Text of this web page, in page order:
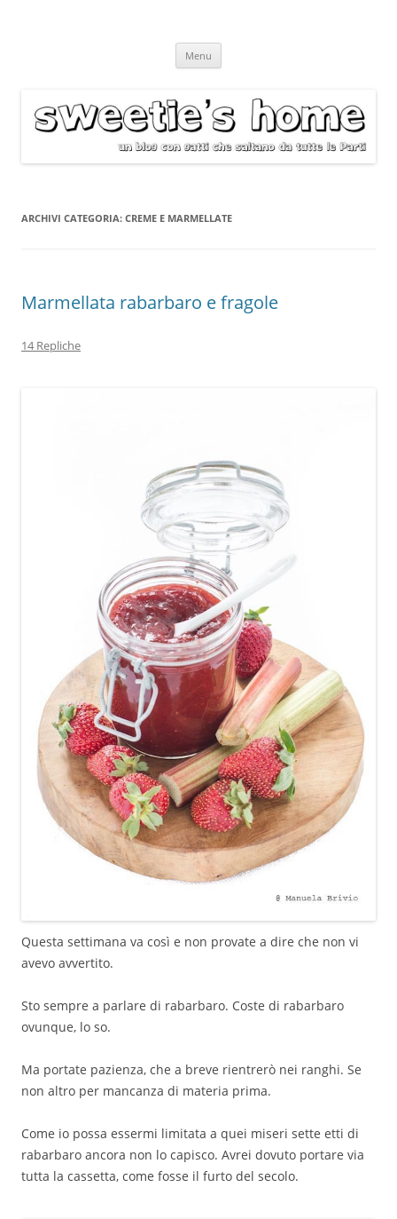
Menu
ARCHIVI CATEGORIA: CREME E MARMELLATE
Marmellata rabarbaro e fragole
14 Repliche
Questa settimana va così e non provate a dire che non vi
avevo avvertito.
Sto sempre a parlare di rabarbaro. Coste di rabarbaro
ovunque, lo so.
Ma portate pazienza, che a breve rientrerò nei ranghi. Se
non altro per mancanza di materia prima.
Come io possa essermi limitata a quei miseri sette etti di
rabarbaro ancora non lo capisco. Avrei dovuto portare via
tutta la cassetta, come fosse il furto del secolo.